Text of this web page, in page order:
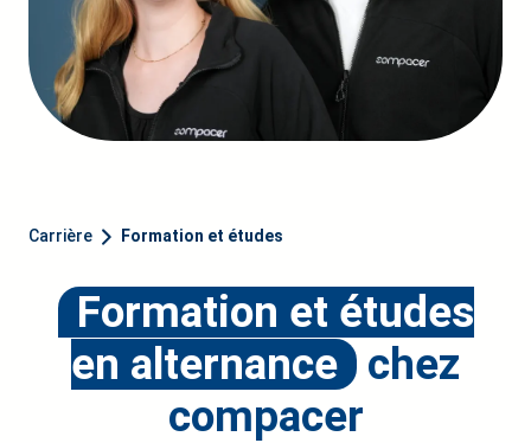
Carrière Formation et études
Formation et études
en alternance
chez
compacer